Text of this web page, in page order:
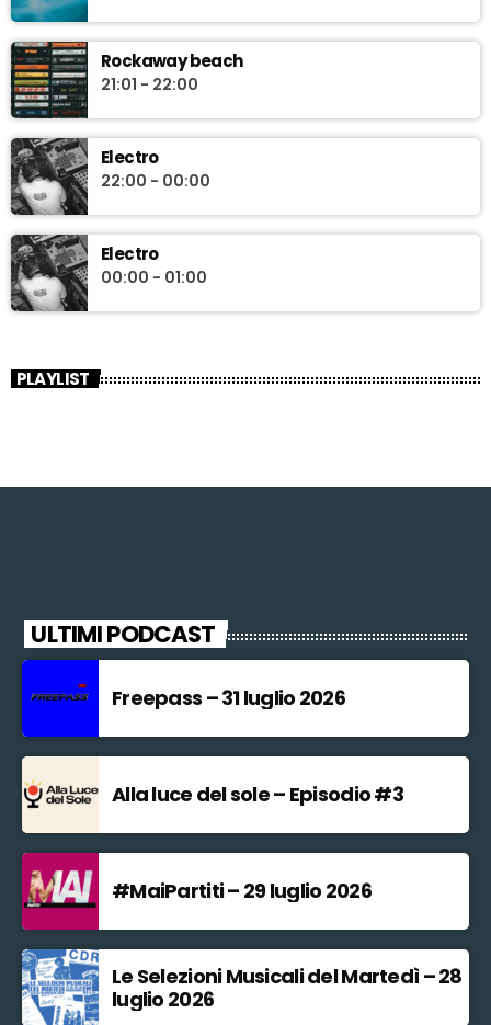
Rockaway beach
21:01 - 22:00
Electro
22:00 - 00:00
Electro
00:00 - 01:00
PLAYLIST
ULTIMI PODCAST
Freepass – 31 luglio 2026
Alla luce del sole – Episodio #3
#MaiPartiti – 29 luglio 2026
Le Selezioni Musicali del Martedì – 28
luglio 2026